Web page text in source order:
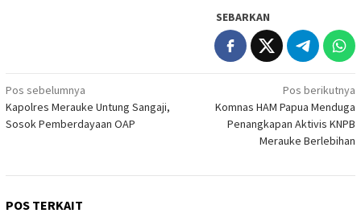
SEBARKAN
Navigasi
pos
Pos sebelumnya
Kapolres Merauke Untung Sangaji,
Sosok Pemberdayaan OAP
Pos berikutnya
Komnas HAM Papua Menduga
Penangkapan Aktivis KNPB
Merauke Berlebihan
POS TERKAIT